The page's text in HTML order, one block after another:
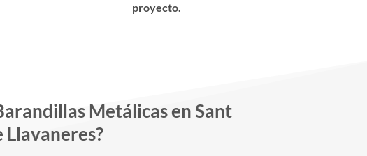
proyecto.
Metálicas en Sant
Llavaneres?